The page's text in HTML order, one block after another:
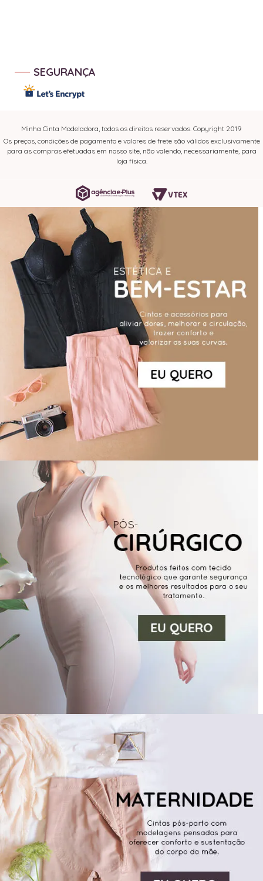
SEGURANÇA
Minha Cinta Modeladora, todos os direitos reservados. Copyright 2019
Os preços, condições de pagamento e valores de frete são válidos exclusivamente
para as compras efetuadas em nosso site, não valendo, necessariamente, para
loja física.